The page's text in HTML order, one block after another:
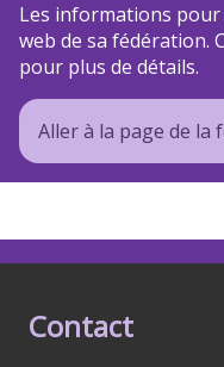
Les informations
web de sa fédération.
pour plus de détails.
Aller à la page de la
Contact